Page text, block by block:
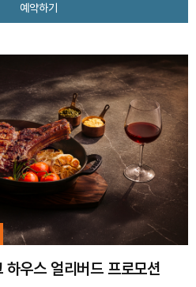
예약하기
우스 얼리버드 프로모션